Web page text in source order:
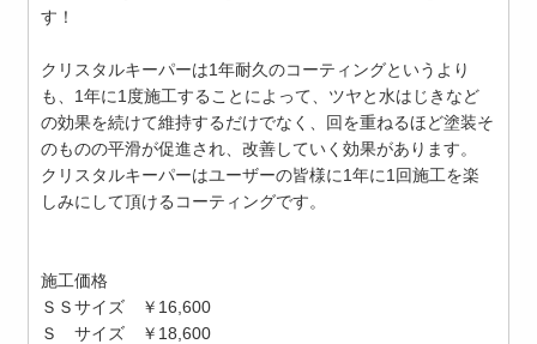
す！
クリスタルキーパーは1年耐久のコーティングというより
も、1年に1度施工することによって、ツヤと水はじきなど
の効果を続けて維持するだけでなく、回を重ねるほど塗装そ
のものの平滑が促進され、改善していく効果があります。
クリスタルキーパーはユーザーの皆様に1年に1回施工を楽
しみにして頂けるコーティングです。
施工価格
ＳＳサイズ ￥16,600
Ｓ サイズ ￥18,600